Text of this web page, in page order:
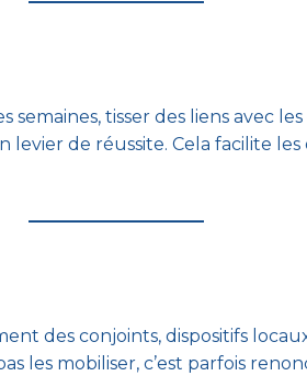
tisser des liens avec
levier de réussite. Cela facilite
des conjoints, dispositifs
les mobiliser, c’est parfois